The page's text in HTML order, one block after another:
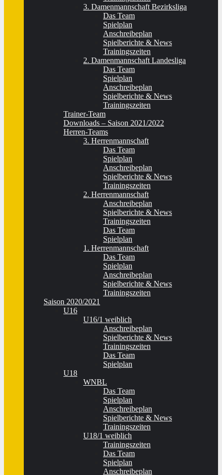
3. Damenmannschaft Bezirksliga
Das Team
Spielplan
Anschreibeplan
Spielberichte & News
Trainingszeiten
2. Damenmannschaft Landesliga
Das Team
Spielplan
Anschreibeplan
Spielberichte & News
Trainingszeiten
Trainer-Team
Downloads – Saison 2021/2022
Herren-Teams
3. Herrenmannschaft
Das Team
Spielplan
Anschreibeplan
Spielberichte & News
Trainingszeiten
2. Herrenmannschaft
Anschreibeplan
Spielberichte & News
Trainingszeiten
Das Team
Spielplan
1. Herrenmannschaft
Das Team
Spielplan
Anschreibeplan
Spielberichte & News
Trainingszeiten
Saison 2020/2021
U16
U16/1 weiblich
Anschreibeplan
Spielberichte & News
Trainingszeiten
Das Team
Spielplan
U18
WNBL
Das Team
Spielplan
Anschreibeplan
Spielberichte & News
Trainingszeiten
U18/1 weiblich
Trainingszeiten
Das Team
Spielplan
Anschreibeplan